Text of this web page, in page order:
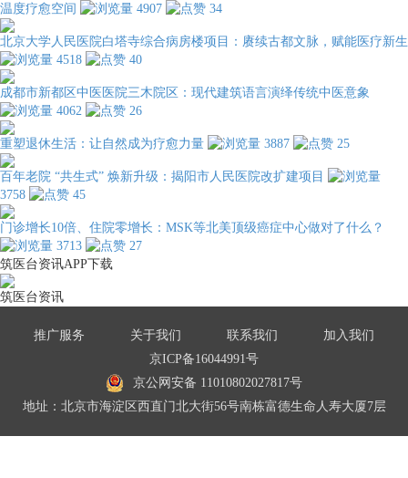
温度疗愈空间
4907 34
北京大学人民医院白塔寺综合病房楼项目：赓续古都文脉，赋能医疗新生
4518
40
成都市新都区中医医院三木院区：现代建筑语言演绎传统中医意象
4062
26
重塑退休生活：让自然成为疗愈力量 3887 25
百年老院 “共生式” 焕新升级：揭阳市人民医院改扩建项目
3758
45
门诊增长10倍、住院零增长：MSK等北美顶级癌症中心做对了什么？
3713
27
筑医台资讯APP下载
筑医台资讯
推广服务 关于我们 联系我们
加入我们
京ICP备16044991号
京公网安备 11010802027817号
地址：北京市海淀区西直门北大街56号南栋富德生命人寿大厦7层